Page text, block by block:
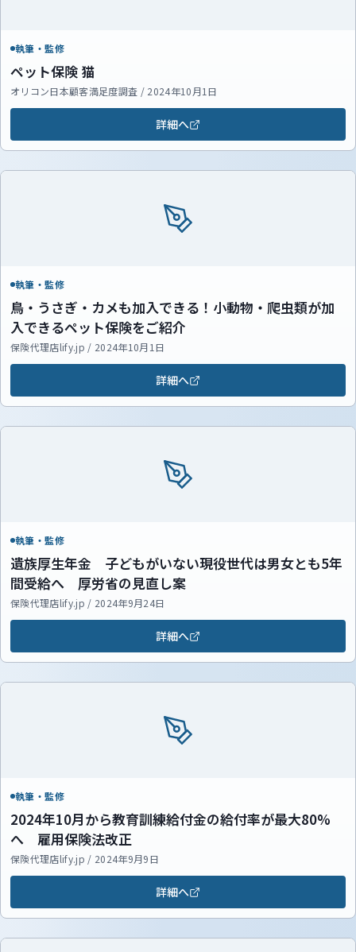
執筆・監修
ペット保険 猫
オリコン日本顧客満足度調査 / 2024年10月1日
詳細へ
執筆・監修
鳥・うさぎ・カメも加入できる！小動物・爬虫類が加
入できるペット保険をご紹介
保険代理店lify.jp / 2024年10月1日
詳細へ
執筆・監修
遺族厚生年金 子どもがいない現役世代は男女とも5年
間受給へ 厚労省の見直し案
保険代理店lify.jp / 2024年9月24日
詳細へ
執筆・監修
2024年10月から教育訓練給付金の給付率が最大80%
へ 雇用保険法改正
保険代理店lify.jp / 2024年9月9日
詳細へ